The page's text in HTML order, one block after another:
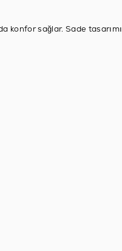
konfor sağlar. Sade tasarımı